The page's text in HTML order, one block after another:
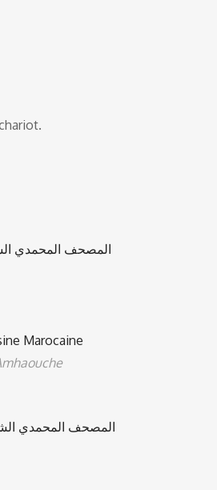
المصحف المحمدي
Marocaine
المصحف المحمدي